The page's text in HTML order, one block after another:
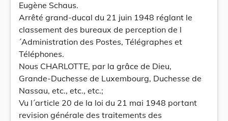
Eugène Schaus.
Arrêté grand-ducal du 21 juin 1948 réglant le
classement des bureaux de perception de l
´Administration des Postes, Télégraphes et
Téléphones.
Nous CHARLOTTE, par la grâce de Dieu,
Grande-Duchesse de Luxembourg, Duchesse de
Nassau, etc., etc., etc.;
Vu l´article 20 de la loi du 21 mai 1948 portant
revision générale des traitements des